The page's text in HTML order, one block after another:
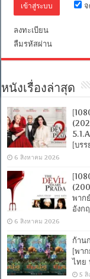
ลงทะเบียน
ลืมรหัสผ่าน
หนังเรื่องล่าสุด
[บร
6 สิงหาคม 2026
พาก
อังก
6 สิงหาคม 2026
ก้าน
[พา
ไทย
5 สิ